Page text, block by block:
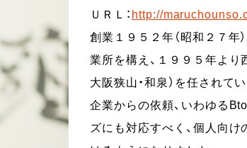
ＵＲＬ： http://
創業１９５２年（昭和２７年
業所を構え、１９９５年より
大阪狭山・和泉）を任されてい
企業からの依頼、いわゆる
ズにも対応すべく、個人向